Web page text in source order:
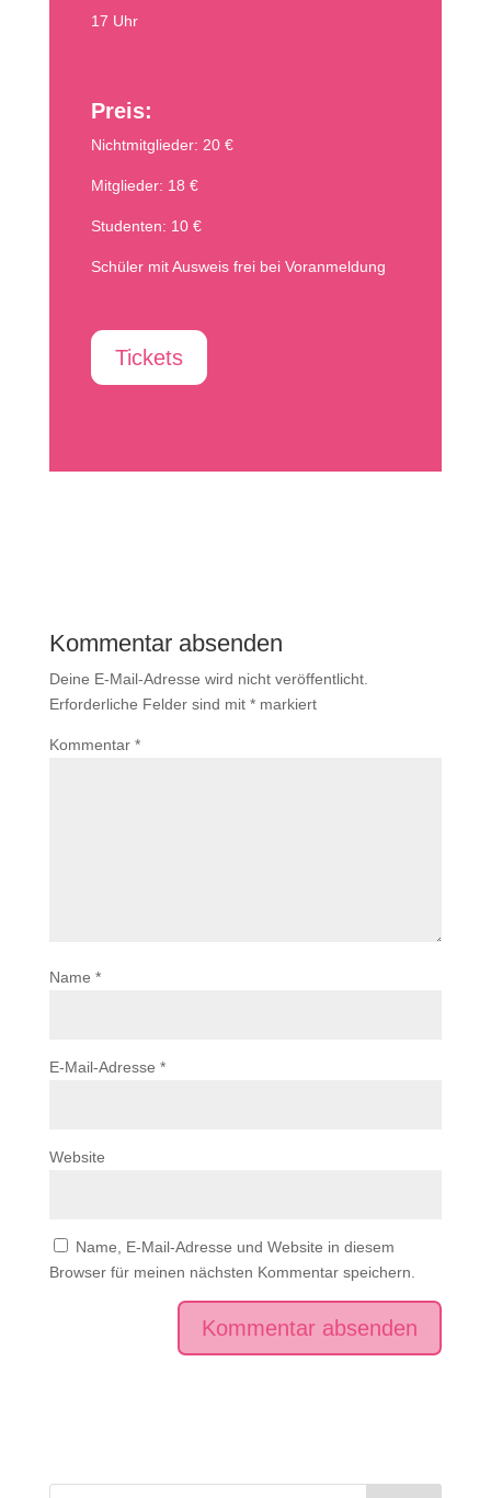
17 Uhr
Preis:
Nichtmitglieder: 20 €
Mitglieder: 18 €
Studenten: 10 €
Schüler mit Ausweis frei bei Voranmeldung
Tickets
Kommentar absenden
Deine E-Mail-Adresse wird nicht veröffentlicht.
Erforderliche Felder sind mit *markiert
Kommentar *
Name *
E-Mail-Adresse *
Website
Name, E-Mail-Adresse und Website in diesem
Browser für meinen nächsten Kommentar speichern.